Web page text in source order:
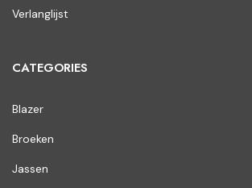
Verlanglijst
CATEGORIES
Blazer
Broeken
Jassen